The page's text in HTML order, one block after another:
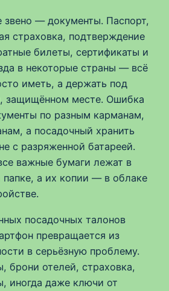
звено — документы. Паспорт,
страховка, подтверждение
билеты, сертификаты и
в некоторые страны — всё
иметь, а держать под
защищённом месте. Ошибка
по разным карманам,
а посадочный хранить
с разряженной батареей.
важные бумаги лежат в
а их копии — в облаке
посадочных талонов
превращается из
в серьёзную проблему.
брони отелей, страховка,
иногда даже ключи от